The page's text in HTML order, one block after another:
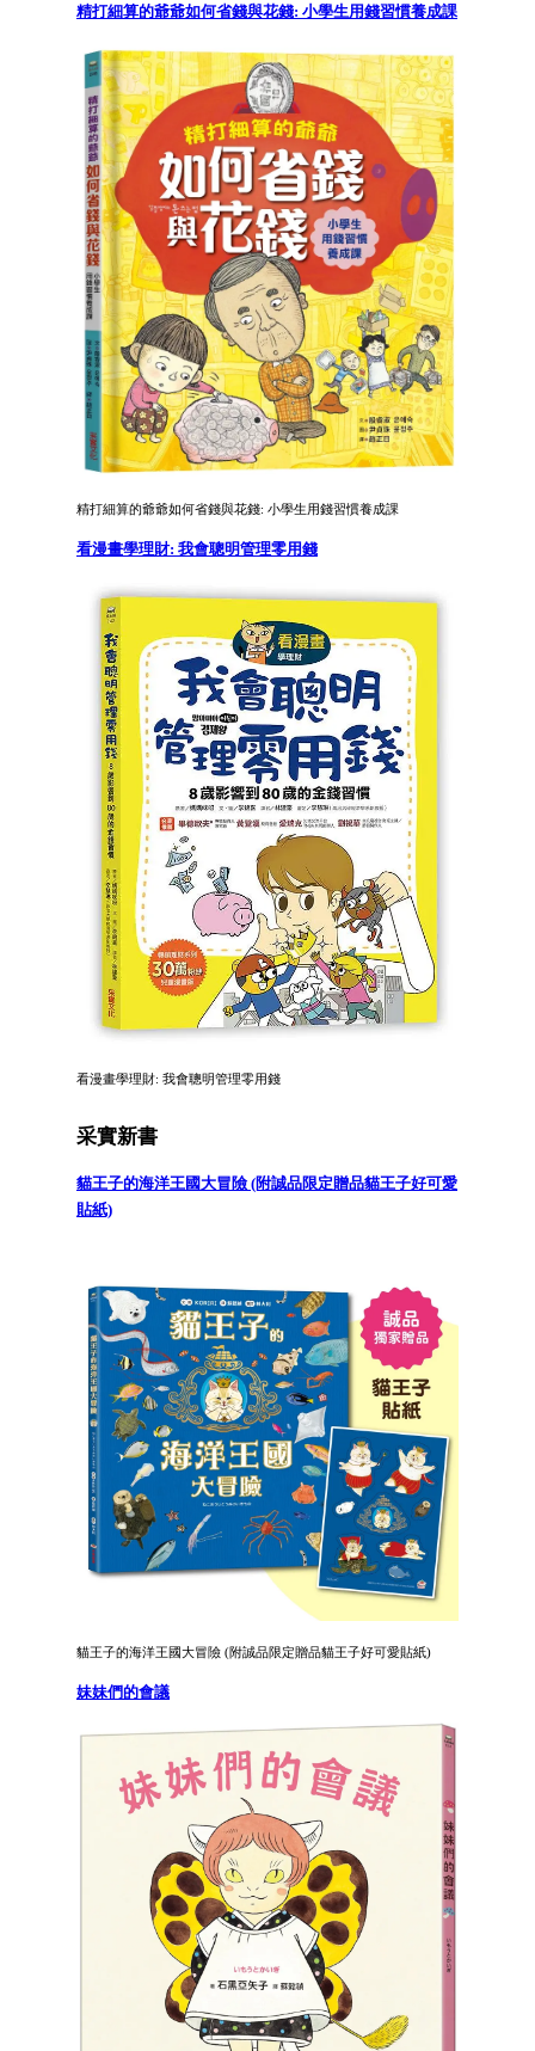
精打細算的爺爺如何省錢與花錢: 小學生用錢習慣養成課
精打細算的爺爺如何省錢與花錢: 小學生用錢習慣養成課
看漫畫學理財: 我會聰明管理零用錢
看漫畫學理財: 我會聰明管理零用錢
采實新書
貓王子的海洋王國大冒險 (附誠品限定贈品貓王子好可愛
貼紙)
貓王子的海洋王國大冒險 (附誠品限定贈品貓王子好可愛貼紙)
妹妹們的會議